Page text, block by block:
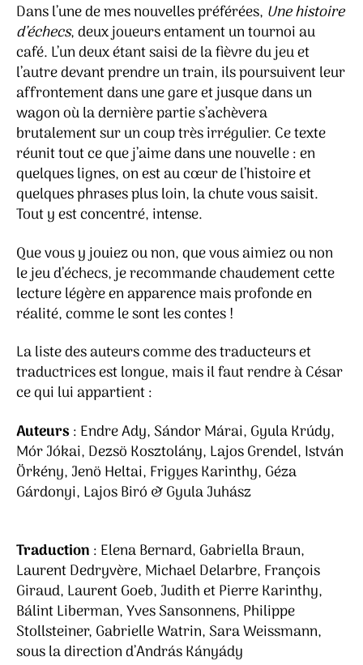
Dans l’une de mes nouvelles préférées, Une histoire
d’échecs, deux joueurs entament un tournoi au
café. L’un deux étant saisi de la fièvre du jeu et
l’autre devant prendre un train, ils poursuivent leur
affrontement dans une gare et jusque dans un
wagon où la dernière partie s’achèvera
brutalement sur un coup très irrégulier. Ce texte
réunit tout ce que j’aime dans une nouvelle : en
quelques lignes, on est au cœur de l’histoire et
quelques phrases plus loin, la chute vous saisit.
Tout y est concentré, intense.
Que vous y jouiez ou non, que vous aimiez ou non
le jeu d’échecs, je recommande chaudement cette
lecture légère en apparence mais profonde en
réalité, comme le sont les contes !
La liste des auteurs comme des traducteurs et
traductrices est longue, mais il faut rendre à César
ce qui lui appartient :
Auteurs: Endre Ady, Sándor Márai, Gyula Krúdy,
Mór Jókai, Dezsö Kosztolány, Lajos Grendel, István
Örkény, Jenö Heltai, Frigyes Karinthy, Géza
Gárdonyi, Lajos Biró & Gyula Juhász
Traduction : Elena Bernard, Gabriella Braun,
Laurent Dedryvère, Michael Delarbre, François
Giraud, Laurent Goeb, Judith et Pierre Karinthy,
Bálint Liberman, Yves Sansonnens, Philippe
Stollsteiner, Gabrielle Watrin, Sara Weissmann,
sous la direction d’András Kányády